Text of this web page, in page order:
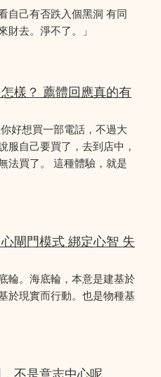
自己有否跌入個黑洞 有同
財去。淨不了。」
樣？ 薦體回應真的有
好想買一部電話，不過大
服自己要買了，去到店中，
法買了。 這種體驗，就是
閘門模式 綁定心智 失
輪。海底輪，本意是建基於
於現實而行動。也是物種基
不是意志中心呢